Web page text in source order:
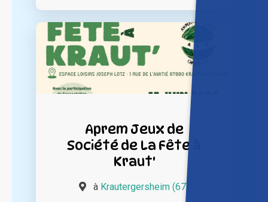
Aprem Jeux de
Société de La Fête à
Kraut'
à Krautergersheim (67)